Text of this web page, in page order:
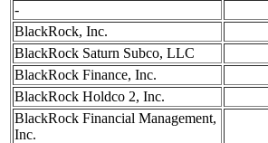
-
BlackRock, Inc.
BlackRock Saturn Subco, LLC
BlackRock Finance, Inc.
BlackRock Holdco 2, Inc.
BlackRock Financial Management,
Inc.